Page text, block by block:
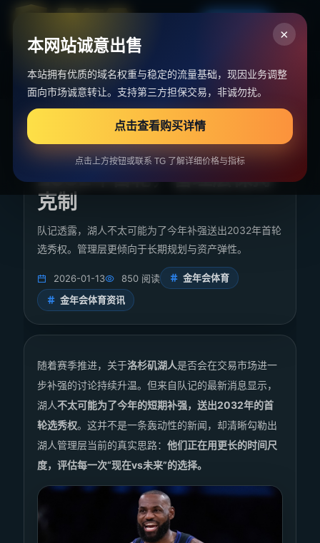
×
本网站诚意出售
本站拥有优质的域名权重与稳定的流量基础，现因业务调整
面向市场诚意转让。支持第三方担保交易，非诚勿扰。
点击查看购买详情
点击上方按钮或联系 TG 了解详细价格与指标
首页>金年会资讯 > 湖人无意为短期补强送出2032年首轮，管理
层保持克制
湖人无意为短期补强送出
2032年首轮，管理层保持
克制
队记透露，湖人不太可能为了今年补强送出2032年首轮
选秀权。管理层更倾向于长期规划与资产弹性。
2026-01-13 850 阅读
金年会体育
金年会体育资讯
随着赛季推进，关于洛杉矶湖人是否会在交易市场进一
步补强的讨论持续升温。但来自队记的最新消息显示，
湖人不太可能为了今年的短期补强，送出2032年的首
轮选秀权。这并不是一条轰动性的新闻，却清晰勾勒出
湖人管理层当前的真实思路： 他们正在用更长的时间尺
度，评估每一次“现在vs未来”的选择。